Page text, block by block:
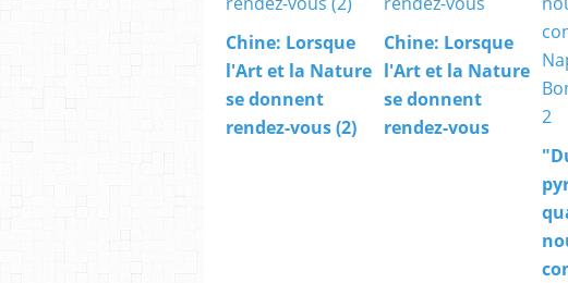
Chine: Lorsque
l'Art et la Nature
se donnent
rendez-vous (2)
Chine: Lorsque
l'Art et la Nature
se donnent
rendez-vous